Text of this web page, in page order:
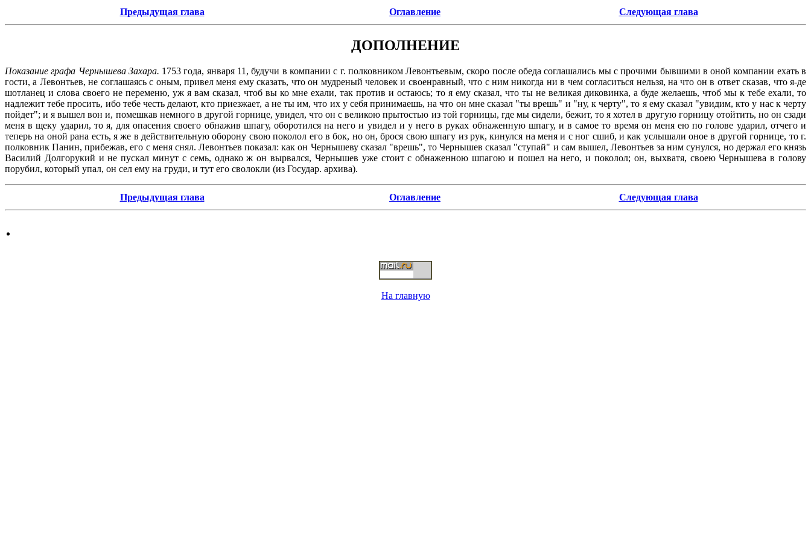
Предыдущая глава Оглавление Следующая глава
ДОПОЛНЕНИЕ
Показание графа Чернышева Захара. 1753 года, января 11, будучи в компании с г. полковником Левонтьевым, скоро после обеда соглашались мы с прочими бывшими в оной компании ехать в
гости, а Левонтьев, не соглашаясь с оным, привел меня ему сказать, что он мудреный человек и своенравный, что с ним никогда ни в чем согласиться нельзя, на что он в ответ сказав, что я-де
шотланец и слова своего не переменю, уж я вам сказал, чтоб вы ко мне ехали, так против и остаюсь; то я ему сказал, что ты не великая диковинка, а буде желаешь, чтоб мы к тебе ехали, то
надлежит тебе просить, ибо тебе честь делают, кто приезжает, а не ты им, что их у себя принимаешь, на что он мне сказал "ты врешь" и "ну, к черту", то я ему сказал "увидим, кто у нас к черту
пойдет"; и я вышел вон и, помешкав немного в другой горнице, увидел, что он с великою прытостью из той горницы, где мы сидели, бежит, то я хотел в другую горницу отойтить, но он сзади
меня в щеку ударил, то я, для опасения своего обнажив шпагу, оборотился на него и увидел и у него в руках обнаженную шпагу, и в самое то время он меня ею по голове ударил, отчего и
теперь на оной рана есть, я же в действительную оборону свою поколол его в бок, но он, брося свою шпагу из рук, кинулся на меня и с ног сшиб, и как услышали оное в другой горнице, то г.
полковник Панин, прибежав, его с меня снял. Левонтьев показал: как он Чернышеву сказал "врешь", то Чернышев сказал "ступай" и сам вышел, Левонтьев за ним сунулся, но держал его князь
Василий Долгорукий и не пускал минут с семь, однако ж он вырвался, Чернышев уже стоит с обнаженною шпагою и пошел на него, и поколол; он, выхватя, своею Чернышева в голову
порубил, который упал, он сел ему на груди, и тут его сволокли (из Государ. архива).
Предыдущая глава Оглавление Следующая глава
На главную